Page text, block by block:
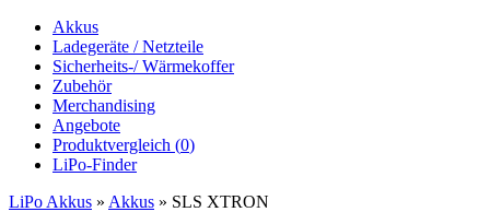
Akkus
Ladegeräte / Netzteile
Sicherheits-/ Wärmekoffer
Zubehör
Merchandising
Angebote
Produktvergleich (0)
LiPo-Finder
LiPo Akkus » Akkus » SLS XTRON